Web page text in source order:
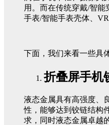
用。而在传统穿戴/智
手表/智能手表壳体、
下面，我们来看一些具
折叠屏手机
液态金属具有高强度、
性，能够达到铰链结构
求，同时液态金属卓越